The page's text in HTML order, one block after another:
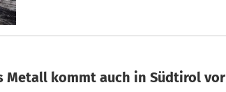
Metall kommt auch in Südtirol vor